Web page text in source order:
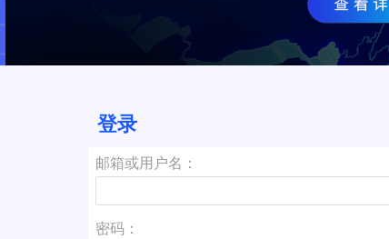
登录
邮箱或用户名：
密码：